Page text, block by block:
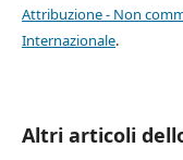
Attribuzione - Non
Internazionale.
Altri articoli